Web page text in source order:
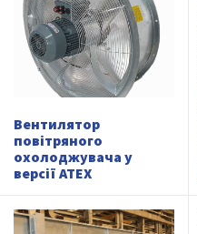
Вентилятор
повітряного
охолоджувача у
версії ATEX